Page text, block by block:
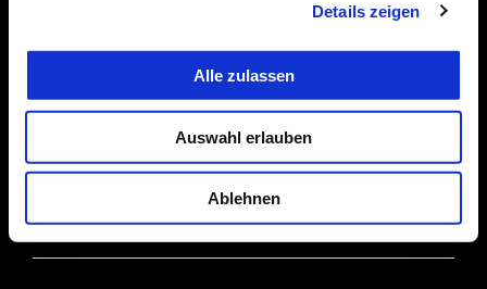
Details zeigen
Alle zulassen
Auswahl erlauben
Ablehnen
ZUBEHÖR